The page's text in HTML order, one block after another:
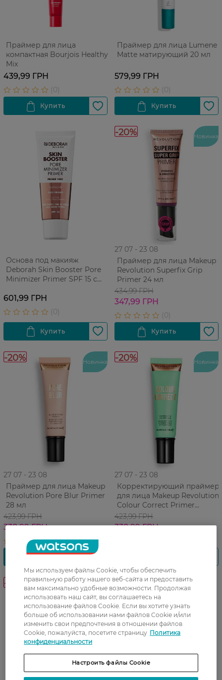
Праймер для лица
компактная Bourjois Healthy
Mix
439,99 ГРН
Праймер для лица Lumene
Matte матирующий 20 мл
579,99 ГРН
Основа под макияж
Deborah Skin Booster Pore
Minimizer Primer SPF 15 с
мл
601,99 ГРН
-20% Новинка
27 07 - 23 08
Праймер для лица Makeup
Revolution Superfix Grip
Primer 24 мл
434,99 ГРН
347,99 ГРН
-20% Новинка
27 07 - 23 08
Праймер для лица Makeup
Revolution Pore Blur Primer
28 мл
423,99 ГРН
338,99 ГРН
-20% Новинка
27 07 - 23 08
Корректирующий праймер
для лица Makeup Revolution
Colour Correct Primer
зеленый 28 мл
423,99 ГРН
338,99 ГРН
-20% Новинка -20%
Мы используем файлы Cookie, чтобы обеспечить
правильную работу нашего веб-сайта и предоставить
вам максимально удобные возможности. Продолжая
использовать наш сайт, вы соглашаетесь на
использование файлов Cookie. Если вы хотите узнать
больше об использовании нами файлов Cookie и/или
изменить свои предпочтения в отношении файлов
Cookie, пожалуйста, посетите страницу Политика
конфиденциальности
Настроить файлы Cookie